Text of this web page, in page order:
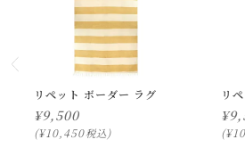
・天然素材を使い手作りで生産されて
間やほつれがある部分もございます。
生産工程上のものになりますので、予
・裏側に生産工程上のシミがある場合
リペット ボーダー ラグ
¥9,500
¥10,450税込
リ
¥
¥